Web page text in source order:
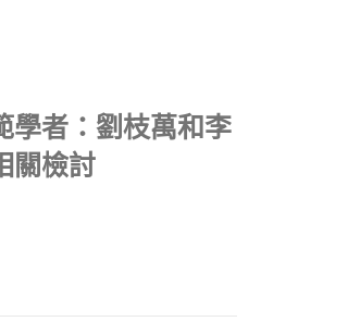
學者：劉枝萬和李
關檢討